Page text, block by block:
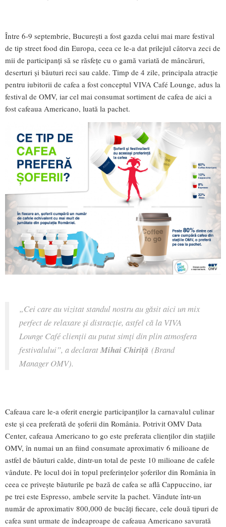
Între 6-9 septembrie, București a fost gazda celui mai mare festival
de tip street food din Europa, ceea ce le-a dat prilejul câtorva zeci de
mii de participanți să se răsfețe cu o gamă variată de mâncăruri,
deserturi și băuturi reci sau calde. Timp de 4 zile, principala atracție
pentru iubitorii de cafea a fost conceptul VIVA Café Lounge, adus la
festival de OMV, iar cel mai consumat sortiment de cafea de aici a
fost cafeaua Americano, luată la pachet.
„Cei care au vizitat standul nostru au găsit aici un mix
perfect de relaxare și distracție, astfel că la VIVA
Lounge Café clienții au putut simți din plin atmosfera
festivalului”, a declaratMihai Chiriță (Brand
Manager OMV).
Cafeaua care le-a oferit energie participanților la carnavalul culinar
este și cea preferată de șoferii din România. Potrivit OMV Data
Center, cafeaua Americano to go este preferata clienților din stațiile
OMV, în numai un an fiind consumate aproximativ 6 milioane de
astfel de băuturi calde, dintr-un total de peste 10 milioane de cafele
vândute. Pe locul doi în topul preferințelor șoferilor din România în
ceea ce privește băuturile pe bază de cafea se află Cappuccino, iar
pe trei este Espresso, ambele servite la pachet. Vândute într-un
număr de aproximativ 800,000 de bucăți fiecare, cele două tipuri de
cafea sunt urmate de îndeaproape de cafeaua Americano savurată